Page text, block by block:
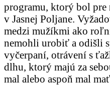
programu, ktorý bol
v Jasnej Poljane.
medzi mužíkmi ako
nemohli urobiť a odišli
vyčerpaní, otrávení s
dlhu, ktorý majú za
mal alebo aspoň mal